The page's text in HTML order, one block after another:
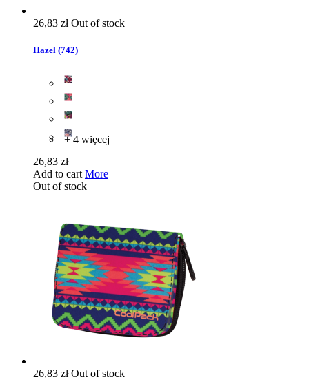
26,83 złOut of stock
Hazel (742)
+ 4 więcej
26,83 zł
Add to cart More
Out of stock
26,83 złOut of stock